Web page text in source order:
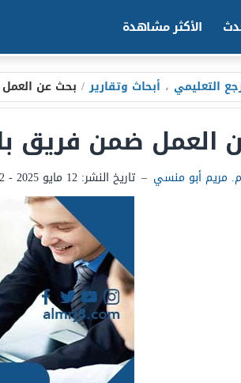
الأكثر مشاهدة
التعليمي ، أبحاث وتقارير / بحث عن
العمل ضمن فريق
م. مريم أبو منسي – تاريخ النشر: 12 مايو 2025 - 7:32ص